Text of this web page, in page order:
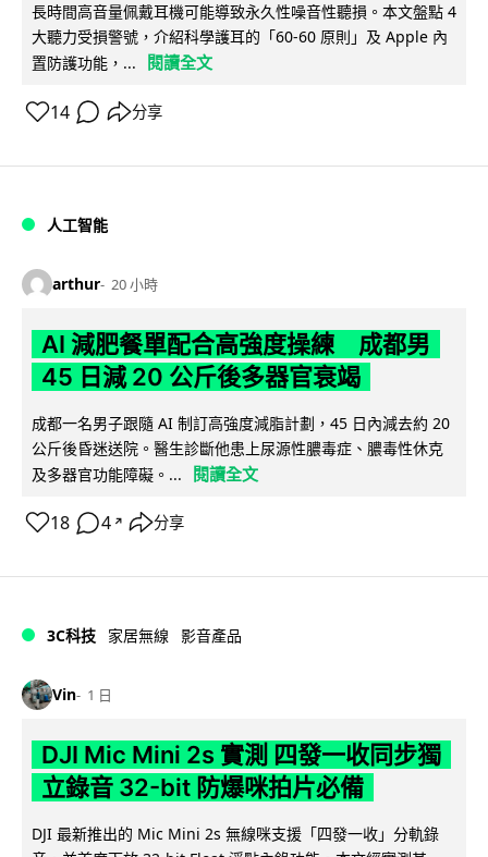
長時間高音量佩戴耳機可能導致永久性噪音性聽損。本文盤點 4
大聽力受損警號，介紹科學護耳的「60-60 原則」及 Apple 內
置防護功能，...
閱讀全文
14 分享
人工智能
arthur 20 小時
AI 減肥餐單配合高強度操練 成都男
45 日減 20 公斤後多器官衰竭
成都一名男子跟隨 AI 制訂高強度減脂計劃，45 日內減去約 20
公斤後昏迷送院。醫生診斷他患上尿源性膿毒症、膿毒性休克
及多器官功能障礙。...
閱讀全文
18 4 ↗ 分享
3C科技 家居無線 影音產品
Vin 1 日
DJI Mic Mini 2s 實測 四發一收同步獨
立錄音 32-bit 防爆咪拍片必備
DJI 最新推出的 Mic Mini 2s 無線咪支援「四發一收」分軌錄